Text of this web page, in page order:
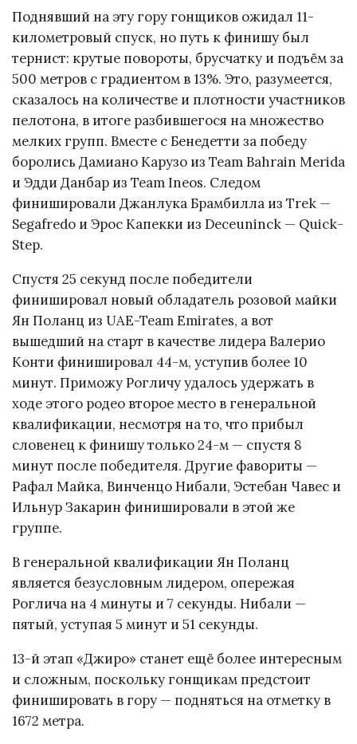
Поднявший на эту гору гонщиков ожидал 11-
километровый спуск, но путь к финишу был
тернист: крутые повороты, брусчатку и подъём за
500 метров с градиентом в 13%. Это, разумеется,
сказалось на количестве и плотности участников
пелотона, в итоге разбившегося на множество
мелких групп. Вместе с Бенедетти за победу
боролись Дамиано Карузо из Team Bahrain Merida
и Эдди Данбар из Team Ineos. Следом
финишировали Джанлука Брамбилла из Trek —
Segafredo и Эрос Капекки из Deceuninck — Quick-
Step.
Спустя 25 секунд после победители
финишировал новый обладатель розовой майки
Ян Поланц из UAE-Team Emirates, а вот
вышедший на старт в качестве лидера Валерио
Конти финишировал 44-м, уступив более 10
минут. Приможу Рогличу удалось удержать в
ходе этого родео второе место в генеральной
квалификации, несмотря на то, что прибыл
словенец к финишу только 24-м — спустя 8
минут после победителя. Другие фавориты —
Рафал Майка, Винченцо Нибали, Эстебан Чавес и
Ильнур Закарин финишировали в этой же
группе.
В генеральной квалификации Ян Поланц
является безусловным лидером, опережая
Роглича на 4 минуты и 7 секунды. Нибали —
пятый, уступая 5 минут и 51 секунды.
13-й этап «Джиро» станет ещё более интересным
и сложным, поскольку гонщикам предстоит
финишировать в гору — подняться на отметку в
1672 метра.